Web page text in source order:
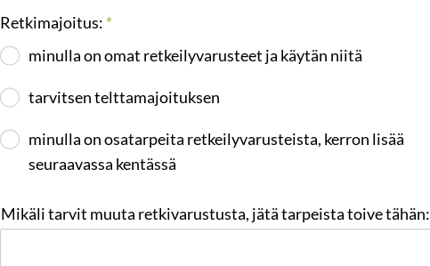
Retkimajoitus: *
minulla on omat retkeilyvarusteet ja käytän niitä
tarvitsen telttamajoituksen
minulla on osatarpeita retkeilyvarusteista, kerron lisää
seuraavassa kentässä
Mikäli tarvit muuta retkivarustusta, jätä tarpeista toive tähän: